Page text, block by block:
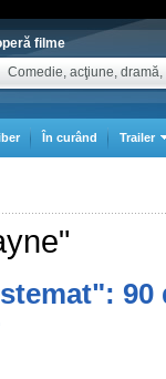
filme
Comedie, acţiune, dramă,
În curând Trailer
90